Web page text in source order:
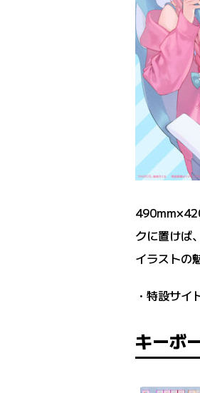
クに置けば
イラストの
・特設サイ
キーボ